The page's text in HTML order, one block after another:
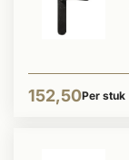
152,50Per stuk